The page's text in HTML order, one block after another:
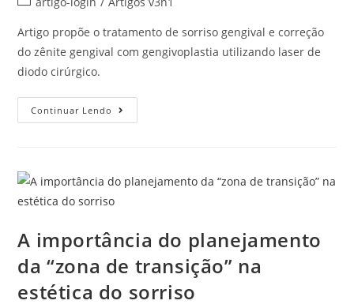
Artigo propõe o tratamento de sorriso gengival e correção
do zênite gengival com gengivoplastia utilizando laser de
diodo cirúrgico.
Continuar Lendo
A importância do planejamento
da “zona de transição” na
estética do sorriso